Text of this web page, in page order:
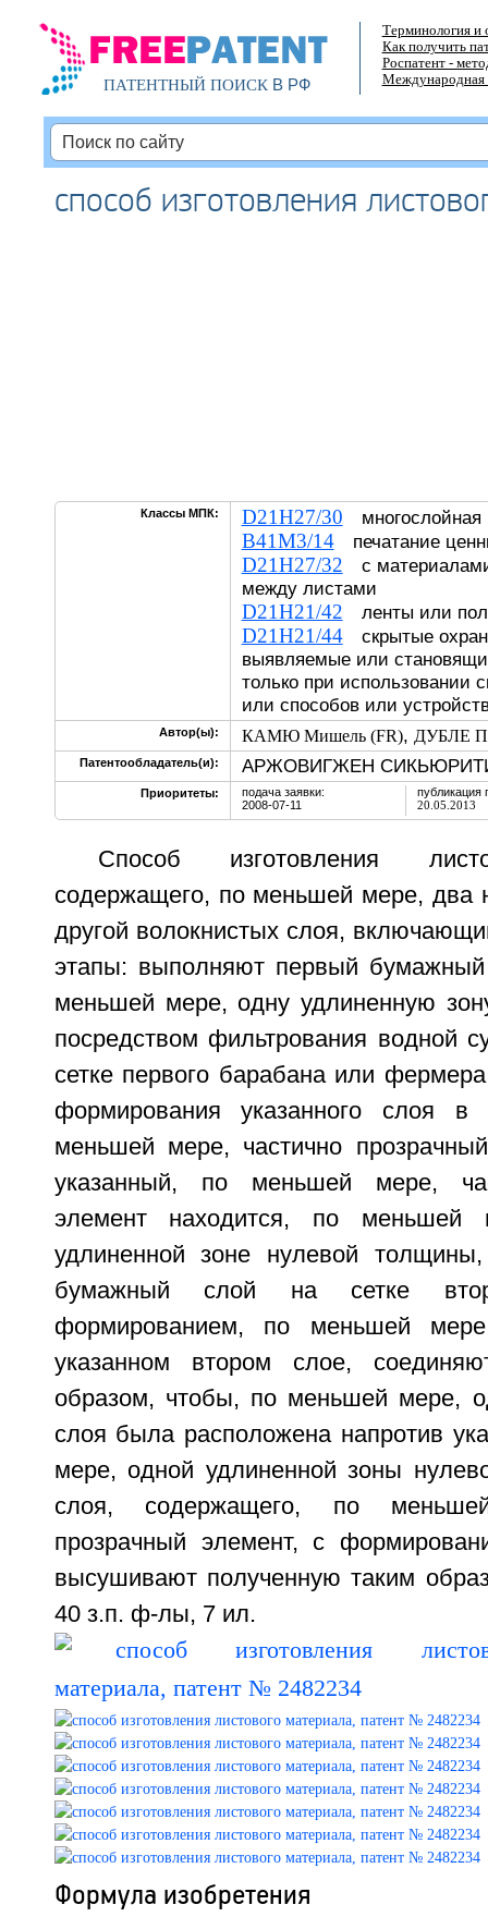
ПАТЕНТНЫЙ ПОИСКВ РФ
Терминология и
Как получить
Роспатент -
Международная
способ изготовления
Классы МПК: D21H27/30 многослойная
B41M3/14печатание
D21H27/32 с
между листами
D21H21/42 ленты или
D21H21/44скрытые
выявляемые или
только при использовании
или способов или
Автор(ы): КАМЮ Мишель (FR), ДУБЛЕ
Патентообладатель(и): АРЖОВИГЖЕН
Приоритеты:
подача заявки:
2008-07-11
публикация
20.05.2013
Способ изготовления
содержащего, по меньшей мере, два
другой волокнистых слоя,
этапы: выполняют первый
меньшей мере, одну удлиненную
посредством фильтрования водной
сетке первого барабана или
формирования указанного слоя
меньшей мере, частично
указанный, по меньшей мере,
элемент находится, по меньшей
удлиненной зоне нулевой
бумажный слой на сетке
формированием, по меньшей
указанном втором слое,
образом, чтобы, по меньшей мере,
слоя была расположена напротив
мере, одной удлиненной зоны
слоя, содержащего, по
прозрачный элемент, с
высушивают полученную таким
40 з.п. ф-лы, 7 ил.
Формула изобретения